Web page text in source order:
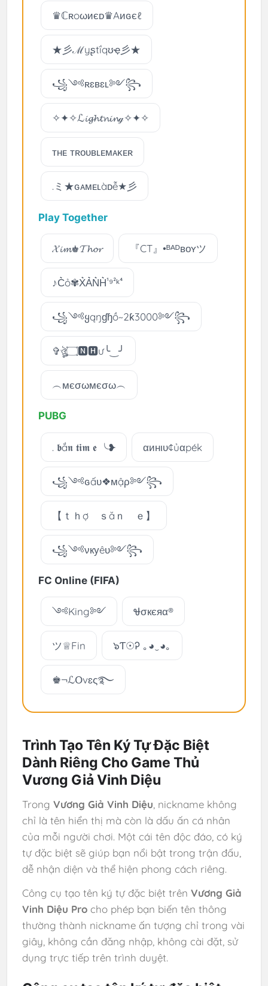
♛ℂʀoωиєᴅ♛Aиɢєℓ
★彡ℳyʂtḯqʊҿ彡★
꧁༺ʀɛʙɛʟ༻꧂
✧✦✧ℒ𝓲𝓰𝓱𝓽𝓷𝓲𝓷ℊ✧✦✧
ᴛʜᴇ ᴛʀᴏᴜʙʟᴇᴍᴀᴋᴇʀ
.ミ★ԍᴀмᴇʟàᴅễ★彡
Play Together
𝓧𝓲𝓶♚𝓣𝓱𝓸𝓻 『CT』•ᴮᴬᴰʙᴏʏツ
♪C͛ỏ✾X͛A͛N͛H͛¹⁹²ᵏ⁴
꧁༺ყąŋɠɧồ~2ƙ3000༻꧂
✞ঔৣ۝🅽🅷ư╰‿╯
︵мєσωмєσω︵
PUBG
. 𝖇ắ𝖓 𝖙𝖎𝖒 𝖊 ╰❥ αинιυ¢ủαpék
꧁༺ɢấυ❖мậρ༻꧂
【ｔｈợ ｓăｎ ｅ】
꧁༺νкуêυ༻꧂
FC Online (FIFA)
༺King༻ Ꮰσкєяα®
ツ♕Fin ๖Ƭ☉Ꭾ ｡◕‿◕｡
♚¬ℒՕvɛς‏࿐
Trình Tạo Tên Ký Tự Đặc Biệt
Dành Riêng Cho Game Thủ
Vương Giả Vinh Diệu
Trong Vương Giả Vinh Diệu, nickname không
chỉ là tên hiển thị mà còn là dấu ấn cá nhân
của mỗi người chơi. Một cái tên độc đáo, có ký
tự đặc biệt sẽ giúp bạn nổi bật trong trận đấu,
dễ nhận diện và thể hiện phong cách riêng.
Công cụ tạo tên ký tự đặc biệt trên Vương Giả
Vinh Diệu Procho phép bạn biến tên thông
thường thành nickname ấn tượng chỉ trong vài
giây, không cần đăng nhập, không cài đặt, sử
dụng trực tiếp trên trình duyệt.